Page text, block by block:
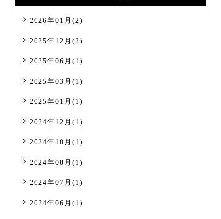
2026年01月(2)
2025年12月(2)
2025年06月(1)
2025年03月(1)
2025年01月(1)
2024年12月(1)
2024年10月(1)
2024年08月(1)
2024年07月(1)
2024年06月(1)